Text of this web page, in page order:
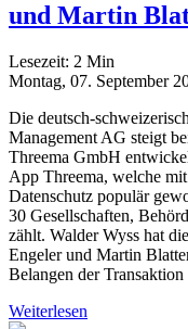
und Martin
Lesezeit: 2 Min
Montag, 07. September
Die deutsch-
Management AG steigt
Threema GmbH
App Threema, welche
Datenschutz populär
30 Gesellschaften,
zählt. Walder Wyss hat
Engeler und Martin
Belangen der Transaktion
Weiterlesen